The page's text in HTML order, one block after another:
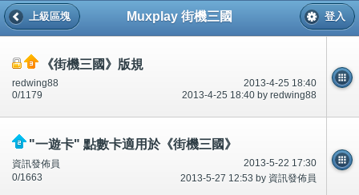
Muxplay 街機三國
上級區塊 登入
《街機三國》版規
2013-4-25 18:40
redwing88
2013-4-25 18:40 by redwing88
0/1179
"一遊卡" 點數卡適用於《街機三國》
2013-5-22 17:30
資訊發佈員
2013-5-27 12:53 by 資訊發佈員
0/1663